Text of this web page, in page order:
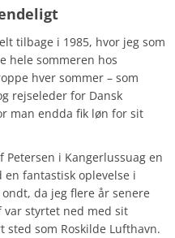
endeligt
tilbage i 1985, hvor jeg som
hele sommeren hos
hver sommer – som
rejseleder for Dansk
man endda fik løn for sit
Petersen i Kangerlussuag en
fantastisk oplevelse i
da jeg flere år senere
var styrtet ned med sit
som Roskilde Lufthavn.